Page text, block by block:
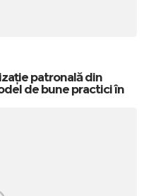
patronală din
de bune practici în